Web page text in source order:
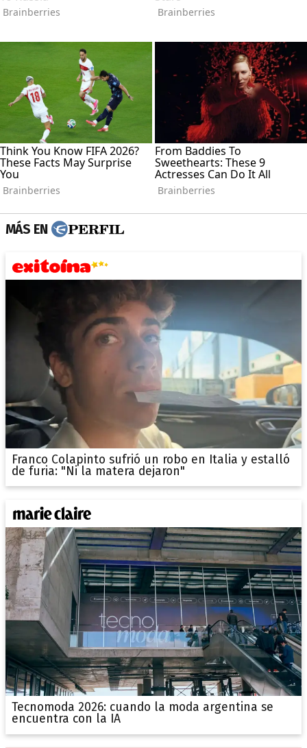
MÁS EN
Franco Colapinto sufrió un robo en Italia y estalló
de furia: "Ni la matera dejaron"
Tecnomoda 2026: cuando la moda argentina se
encuentra con la IA